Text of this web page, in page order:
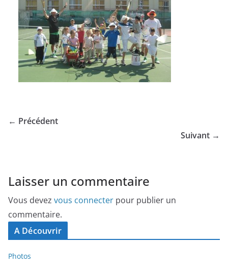
← Précédent
Suivant →
Laisser un commentaire
Vous devez vous connecter pour publier un
commentaire.
A Découvrir
Photos